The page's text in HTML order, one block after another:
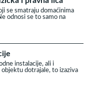
se smatraju domaćinima
odnosi se to samo na
instalacije, ali i
objektu dotrajale, to izaziva